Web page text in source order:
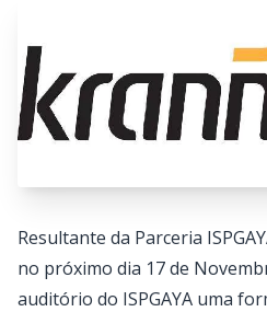
Resultante da Parceria
no próximo dia 17 de
auditório do ISPGAYA uma